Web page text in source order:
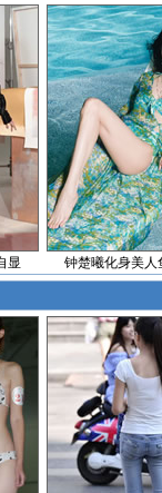
显 钟楚曦化身美人